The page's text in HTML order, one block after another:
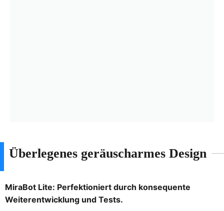
Überlegenes geräuscharmes Design
MiraBot Lite: Perfektioniert durch konsequente
Weiterentwicklung und Tests.